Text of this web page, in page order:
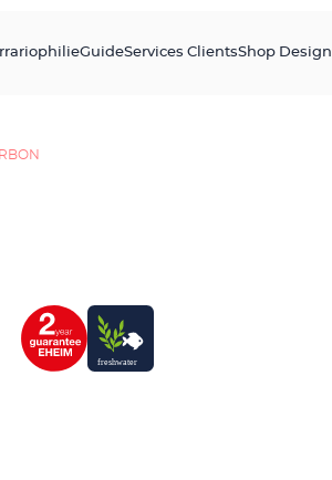
GuideServices ClientsShop Design